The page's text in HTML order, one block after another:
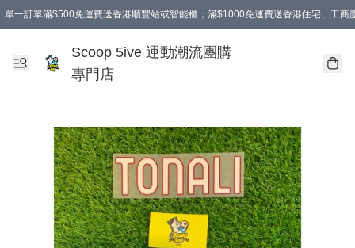
單一訂單滿$500免運費送香港順豐站或智能櫃；滿$1000免運費送香港住宅、工商
Scoop 5ive 運動潮流團購
專門店